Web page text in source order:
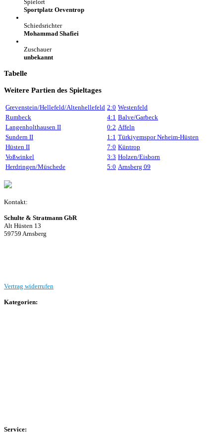
Spielort
Sportplatz Oeventrop
Schiedsrichter
Mohammad Shafiei
Zuschauer
unbekannt
Tabelle
Weitere Partien des Spieltages
Grevenstein/Hellefeld/Altenhellefeld 2:0 Westenfeld
Rumbeck
4:1 Balve/Garbeck
Langenholthausen II
0:2 Affeln
Sundern II
1:1 Türkiyemspor Neheim-Hüsten
Hüsten II
7:0 Küntrop
Voßwinkel
3:3 Holzen/Eisborn
Herdringen/Müschede
5:0 Arnsberg 09
Kontakt:
Schulte & Stratmann GbR
Alt Hüsten 13
59759 Arnsberg
Vertrag widerrufen
Kategorien:
Service: